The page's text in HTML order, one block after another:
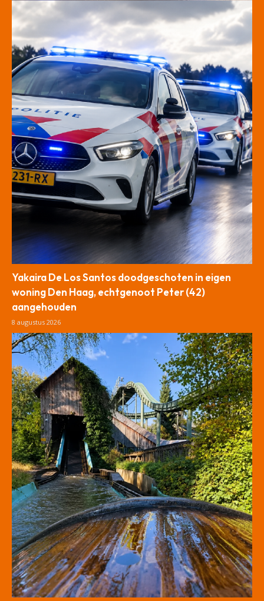
Yakaira De Los Santos doodgeschoten in eigen
woning Den Haag, echtgenoot Peter (42)
aangehouden
8 augustus 2026